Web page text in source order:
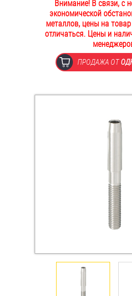
ОПЛАТА И ДОСТАВКА
НАШИ МАГАЗИНЫ
Втулки
Дюймовый крепёж
Заклепки (Гайки-Заклепки)
Крюки, кольца с
Крюки, кольца с шурупной
Оснастка и аксессуары
Внимание! В связи, с
экономической
металлов, цены на
отличаться. Цены и
ПРОДАЖА ОТ